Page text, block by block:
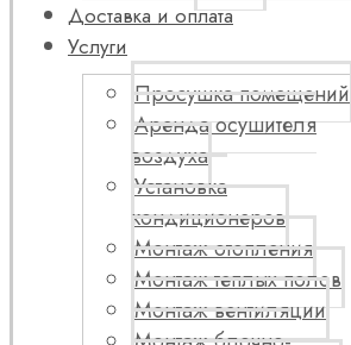
Доставка и оплата
Услуги
Просушка помещений
Аренда осушителя
воздуха
Установка
кондиционеров
Монтаж отопления
Монтаж теплых полов
Монтаж вентиляции